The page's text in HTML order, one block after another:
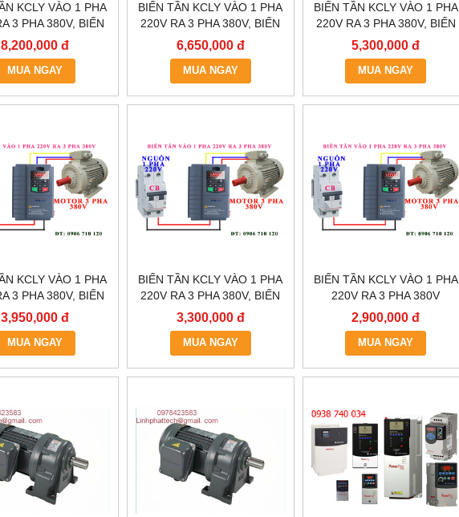
KCLY VÀO 1 PHA
3 PHA 380V, BIẾN
KOC600-011GT3-
B
8,200,000 đ
MUA NGAY
BIẾN TẦN KCLY VÀO 1 PHA
220V RA 3 PHA 380V, BIẾN
TẦN KCLY KOC600-
7R5GT3-B
6,650,000 đ
MUA NGAY
BIẾN TẦN KCLY VÀO 1 PHA
220V RA 3 PHA 380V, BIẾN
TẦN KCLY KOC600-
5R5GT3-B
5,300,000 đ
MUA NGAY
KCLY VÀO 1 PHA
3 PHA 380V, BIẾN
KCLY KOC600-
2R2GT3-B
3,950,000 đ
MUA NGAY
BIẾN TẦN KCLY VÀO 1 PHA
220V RA 3 PHA 380V, BIẾN
TẦN KCLY KOC600-
1R5GT3-B
3,300,000 đ
MUA NGAY
BIẾN TẦN KCLY VÀO 1 PHA
220V RA 3 PHA 380V
0.75KW, BIẾN TẦN KCLY
KOC600-R75GT3-B
2,900,000 đ
MUA NGAY